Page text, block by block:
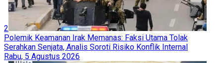
2
Polemik Keamanan Irak Memanas: Faksi Utama Tolak
Serahkan Senjata, Analis Soroti Risiko Konflik Internal
Rabu, 5 Agustus 2026